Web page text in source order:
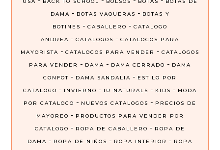
DAMA - BOTAS VAQUERAS - BOTAS Y
BOTINES - CABALLERO - CATALOGO
ANDREA - CATALOGOS - CATALOGOS PARA
MAYORISTA - CATALOGOS PARA VENDER - CATALOGOS
PARA VENDER
- DAMA - DAMA CERRADO - DAMA
CONFOT - DAMA SANDALIA - ESTILO POR
CATALOGO - INVIERNO - IU NATURALS - KIDS - MODA
POR CATALOGO - NUEVOS CATALOGOS - PRECIOS DE
MAYOREO - PRODUCTOS PARA VENDER POR
CATALOGO - ROPA DE CABALLERO - ROPA DE
DAMA - ROPA DE NIÑOS - ROPA INTERIOR - ROPA